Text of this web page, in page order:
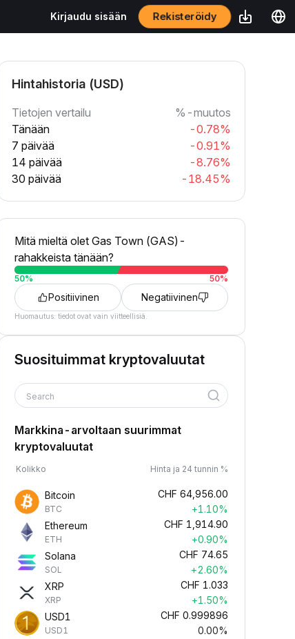
Kirjaudu sisään Rekisteröidy
Hintahistoria (USD)
Tietojen vertailu
%-muutos
Tänään
-0.78%
7 päivää
-0.91%
14 päivää
-8.76%
30 päivää
-18.45%
Mitä mieltä olet Gas Town (GAS)-
rahakkeista tänään?
50% 50%
Positiivinen Negatiivinen
Huomautus: tiedot ovat vain viitteellisiä.
Suosituimmat kryptovaluutat
Search
Markkina-arvoltaan suurimmat
kryptovaluutat
Kolikko Hinta ja 24 tunnin %
Bitcoin
BTC
CHF 64,956.00
+1.10%
Ethereum
ETH
CHF 1,914.90
+0.90%
Solana
SOL
CHF 74.65
+2.60%
XRP
XRP
CHF 1.033
+1.50%
USD1
USD1
CHF 0.999896
0.00%